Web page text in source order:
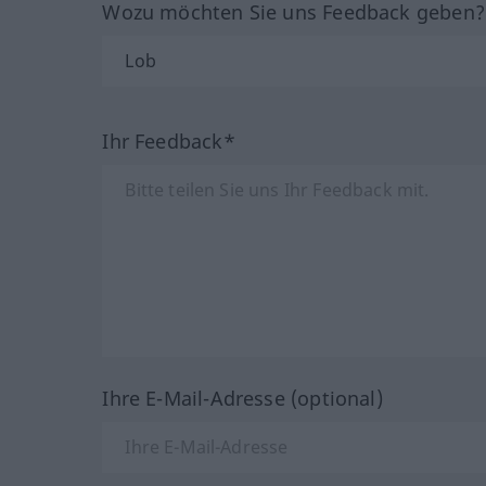
Wozu möchten Sie uns Feedback
Ihr Feedback*
Ihre E-Mail-Adresse (optional)